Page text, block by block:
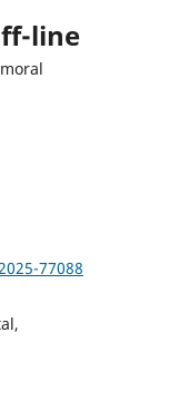
line
77088